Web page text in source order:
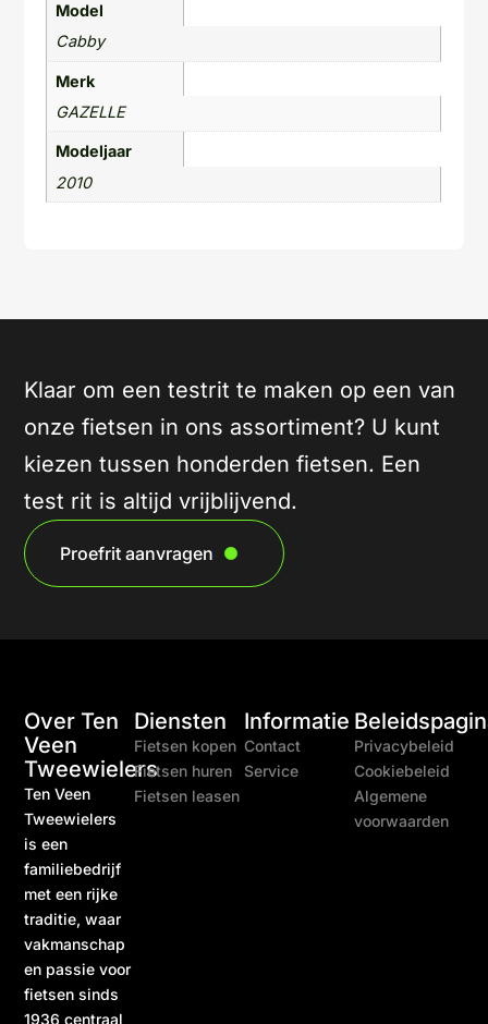
Model
Cabby
Merk
GAZELLE
Modeljaar
2010
Klaar om een testrit te maken op een van
onze fietsen in ons assortiment? U kunt
kiezen tussen honderden fietsen. Een
test rit is altijd vrijblijvend.
Proefrit aanvragen
Over Ten
Veen
Tweewielers
Ten Veen
Tweewielers
is een
familiebedrijf
met een rijke
traditie, waar
vakmanschap
en passie voor
fietsen sinds
1936 centraal
Diensten
Fietsen kopen
Fietsen huren
Fietsen leasen
Informatie
Contact
Service
Privacybeleid
Cookiebeleid
Algemene
voorwaarden